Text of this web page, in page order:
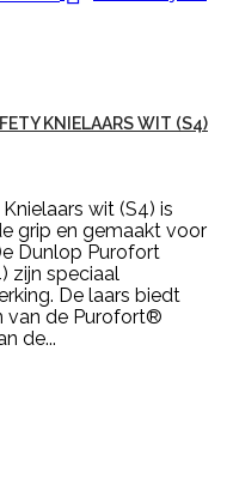
KNIELAARS WIT (S4)
wit (S4) is
grip en gemaakt voor
Dunlop Purofort
zijn speciaal
De laars biedt
van de Purofort®
de...